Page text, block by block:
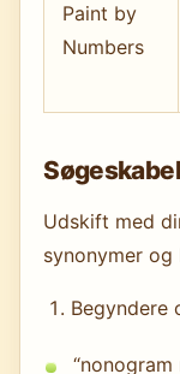
Paint by
Numbers
Udskift med
synonymer
Begyndere